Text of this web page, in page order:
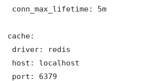
conn_max_lifetime: 5m
cache:
driver: redis
host: localhost
port: 6379